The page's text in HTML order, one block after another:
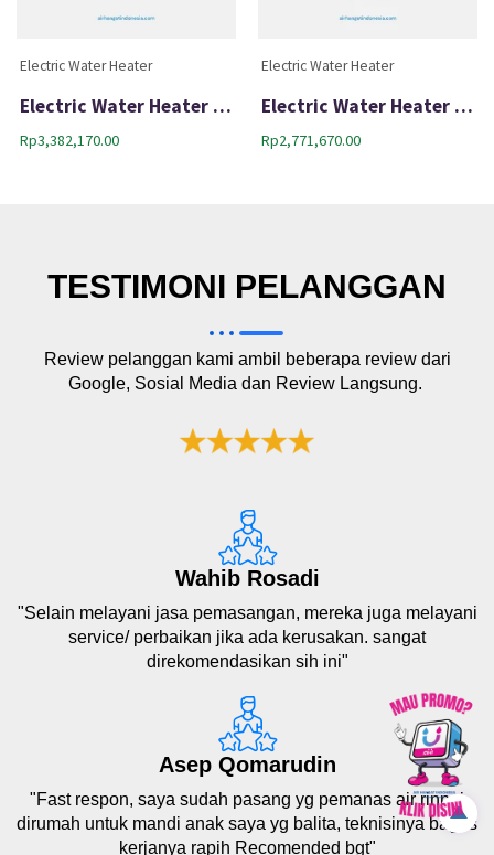
Electric Water Heater
Electric Water Heater Rinnai RES A50H-10C
Rp3,382,170.00
Electric Water Heater
Electric Water Heater Rinnai RES-A30C-05C
Rp2,771,670.00
TESTIMONI PELANGGAN
Review pelanggan kami ambil beberapa review dari
Google, Sosial Media dan Review Langsung.
Wahib Rosadi
"Selain melayani jasa pemasangan, mereka juga melayani
service/ perbaikan jika ada kerusakan. sangat
direkomendasikan sih ini"
Asep Qomarudin
"Fast respon, saya sudah pasang yg pemanas air rinnai
dirumah untuk mandi anak saya yg balita, teknisinya bagus
kerjanya rapih Recomended bgt"